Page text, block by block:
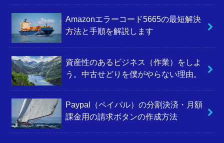
Amazonエラーコード5665の最短解決
方法と手順を解説します
資産性のあるビジネス（作業）をしよ
う。中古せどりを僕がやらない理由。
Paypal（ペイパル）の分割決済・月額
課金用の請求ボタンの作成方法